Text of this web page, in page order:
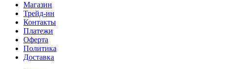
Магазин
Трейд-ин
Контакты
Платежи
Оферта
Политика
Доставка